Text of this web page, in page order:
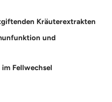
Kräuterextrakten
und
im Fellwechsel